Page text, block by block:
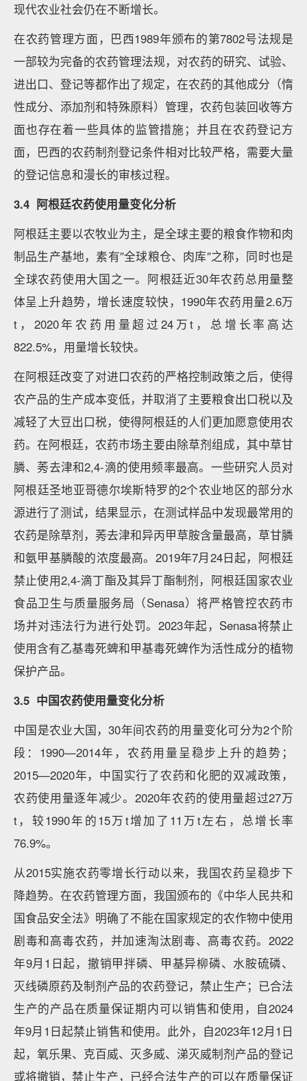
现代农业社会仍在不断增长。
在农药管理方面，巴西1989年颁布的第7802号法规是
一部较为完备的农药管理法规，对农药的研究、试验、
进出口、登记等都作出了规定，在农药的其他成分（惰
性成分、添加剂和特殊原料）管理，农药包装回收等方
面也存在着一些具体的监管措施；并且在农药登记方
面，巴西的农药制剂登记条件相对比较严格，需要大量
的登记信息和漫长的审核过程。
3.4 阿根廷农药使用量变化分析
阿根廷主要以农牧业为主，是全球主要的粮食作物和肉
制品生产基地，素有″全球粮仓、肉库″之称，同时也是
全球农药使用大国之一。阿根廷近30年农药总用量整
体呈上升趋势，增长速度较快，1990年农药用量2.6万
t，2020年农药用量超过24万t，总增长率高达
822.5%，用量增长较快。
在阿根廷改变了对进口农药的严格控制政策之后，使得
农产品的生产成本变低，并取消了主要粮食出口税以及
减轻了大豆出口税，使得阿根廷的人们更加愿意使用农
药。在阿根廷，农药市场主要由除草剂组成，其中草甘
膦、莠去津和2,4-滴的使用频率最高。一些研究人员对
阿根廷圣地亚哥德尔埃斯特罗的2个农业地区的部分水
源进行了测试，结果显示，在测试样品中发现最常用的
农药是除草剂，莠去津和异丙甲草胺含量最高，草甘膦
和氨甲基膦酸的浓度最高。2019年7月24日起，阿根廷
禁止使用2,4-滴丁酯及其异丁酯制剂，阿根廷国家农业
食品卫生与质量服务局（Senasa）将严格管控农药市
场并对违法行为进行处罚。2023年起，Senasa将禁止
使用含有乙基毒死蜱和甲基毒死蜱作为活性成分的植物
保护产品。
3.5 中国农药使用量变化分析
中国是农业大国，30年间农药的用量变化可分为2个阶
段：1990—2014年，农药用量呈稳步上升的趋势；
2015—2020年，中国实行了农药和化肥的双减政策，
农药使用量逐年减少。2020年农药的使用量超过27万
t，较1990年的15万t增加了11万t左右，总增长率
76.9%。
从2015实施农药零增长行动以来，我国农药呈稳步下
降趋势。在农药管理方面，我国颁布的《中华人民共和
国食品安全法》明确了不能在国家规定的农作物中使用
剧毒和高毒农药，并加速淘汰剧毒、高毒农药。2022
年9月1日起，撤销甲拌磷、甲基异柳磷、水胺硫磷、
灭线磷原药及制剂产品的农药登记，禁止生产；已合法
生产的产品在质量保证期内可以销售和使用，自2024
年9月1日起禁止销售和使用。此外，自2023年12月1日
起，氧乐果、克百威、灭多威、涕灭威制剂产品的登记
或将撤销，禁止生产，已经合法生产的可以在质量保证